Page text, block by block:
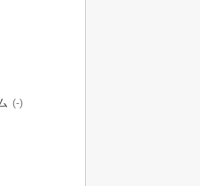
(-)